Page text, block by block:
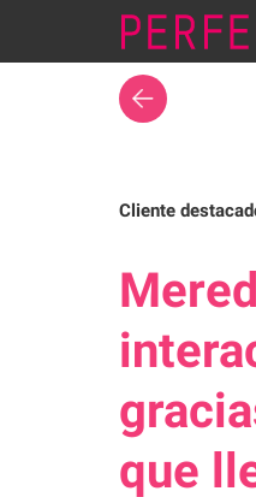
Cliente
que